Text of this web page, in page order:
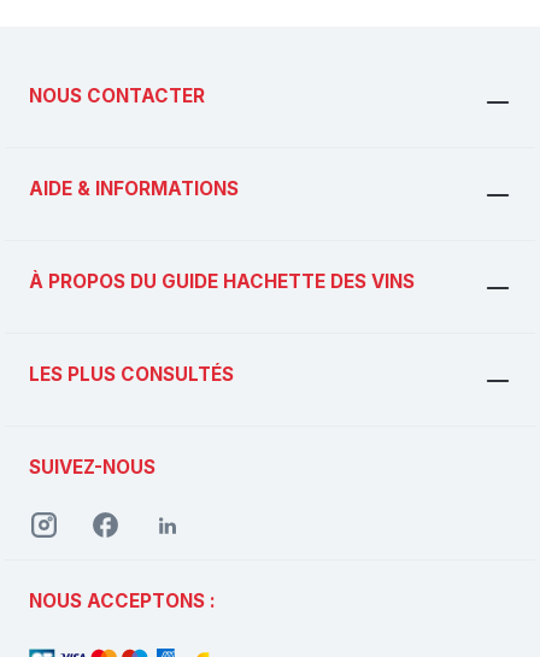
NOUS CONTACTER
AIDE & INFORMATIONS
À PROPOS DU GUIDE HACHETTE DES VINS
LES PLUS CONSULTÉS
SUIVEZ-NOUS
NOUS ACCEPTONS :